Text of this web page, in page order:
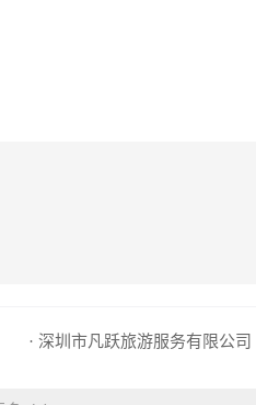
· 深圳市凡跃旅游服务有限公司